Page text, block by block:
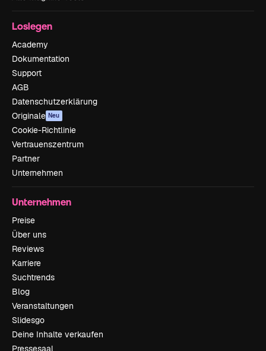
Loslegen
Academy
Dokumentation
Support
AGB
Datenschutzerklärung
Originale Neu
Cookie-Richtlinie
Vertrauenszentrum
Partner
Unternehmen
Unternehmen
Preise
Über uns
Reviews
Karriere
Suchtrends
Blog
Veranstaltungen
Slidesgo
Deine Inhalte verkaufen
Pressesaal